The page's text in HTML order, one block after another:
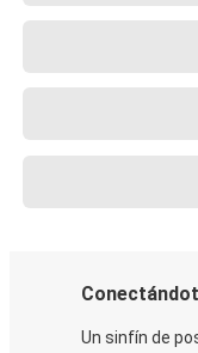
Un sinfín de